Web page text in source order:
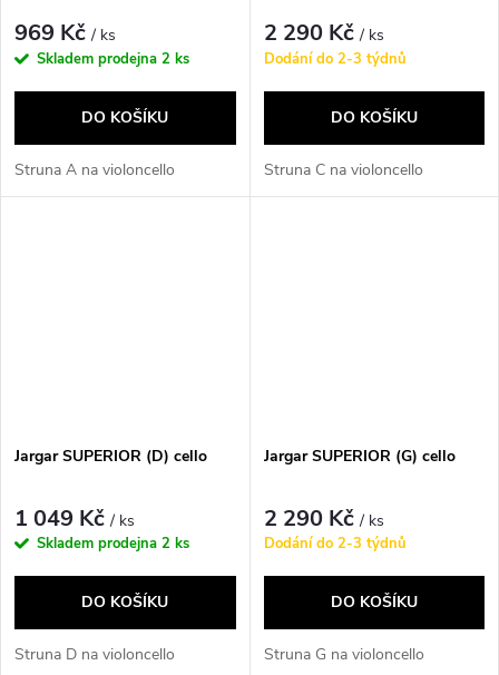
969 Kč/ ks
Skladem prodejna 2 ks
DO KOŠÍKU
Struna A na violoncello
2 290 Kč/ ks
Dodání do 2-3 týdnů
DO KOŠÍKU
Struna C na violoncello
Jargar SUPERIOR (D) cello
1 049 Kč/ ks
Skladem prodejna 2 ks
DO KOŠÍKU
Struna D na violoncello
Jargar SUPERIOR (G) cello
2 290 Kč/ ks
Dodání do 2-3 týdnů
DO KOŠÍKU
Struna G na violoncello